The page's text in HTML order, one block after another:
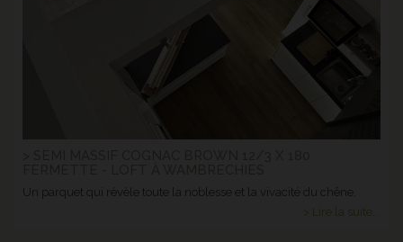
Un parquet qui révèle toute la noblesse et la vivacité du chêne.
> Lire la suite...